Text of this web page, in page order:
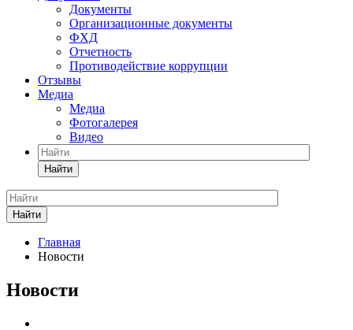
Документы
Организационные документы
ФХД
Отчетность
Противодействие коррупции
Отзывы
Медиа
Медиа
Фотогалерея
Видео
Найти
Найти
Главная
Новости
Новости